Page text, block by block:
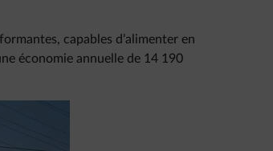
capables d’alimenter en
économie annuelle de 14 190